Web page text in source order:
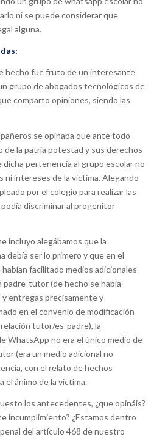
ni se puede considerar que
alguna.
hecho fue fruto de un interesante
grupo de abogados tecnológicos de
comparto opiniones, siendo las
se opinaba que ante todo
de la patria potestad y sus derechos
pertenencia al grupo escolar no
ni intereses de la victima. Alegando
por el colegio para realizar las
discriminar al progenitor
incluyo alegábamos que la
debía ser lo primero y que en el
facilitado medios adicionales
padre-tutor (de hecho se había
y entregas precisamente y
en el convenio de modificación
tutor/es-padre), la
WhatsApp no era el único medio de
(era un medio adicional no
con el relato de hechos
el ánimo de la victima.
los antecedentes, ¿que opináis?
incumplimiento? ¿Estamos dentro
del artículo 468 de nuestro